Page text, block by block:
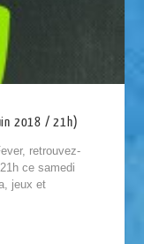
2018 / 21h)
retrouvez-
ce samedi
jeux et